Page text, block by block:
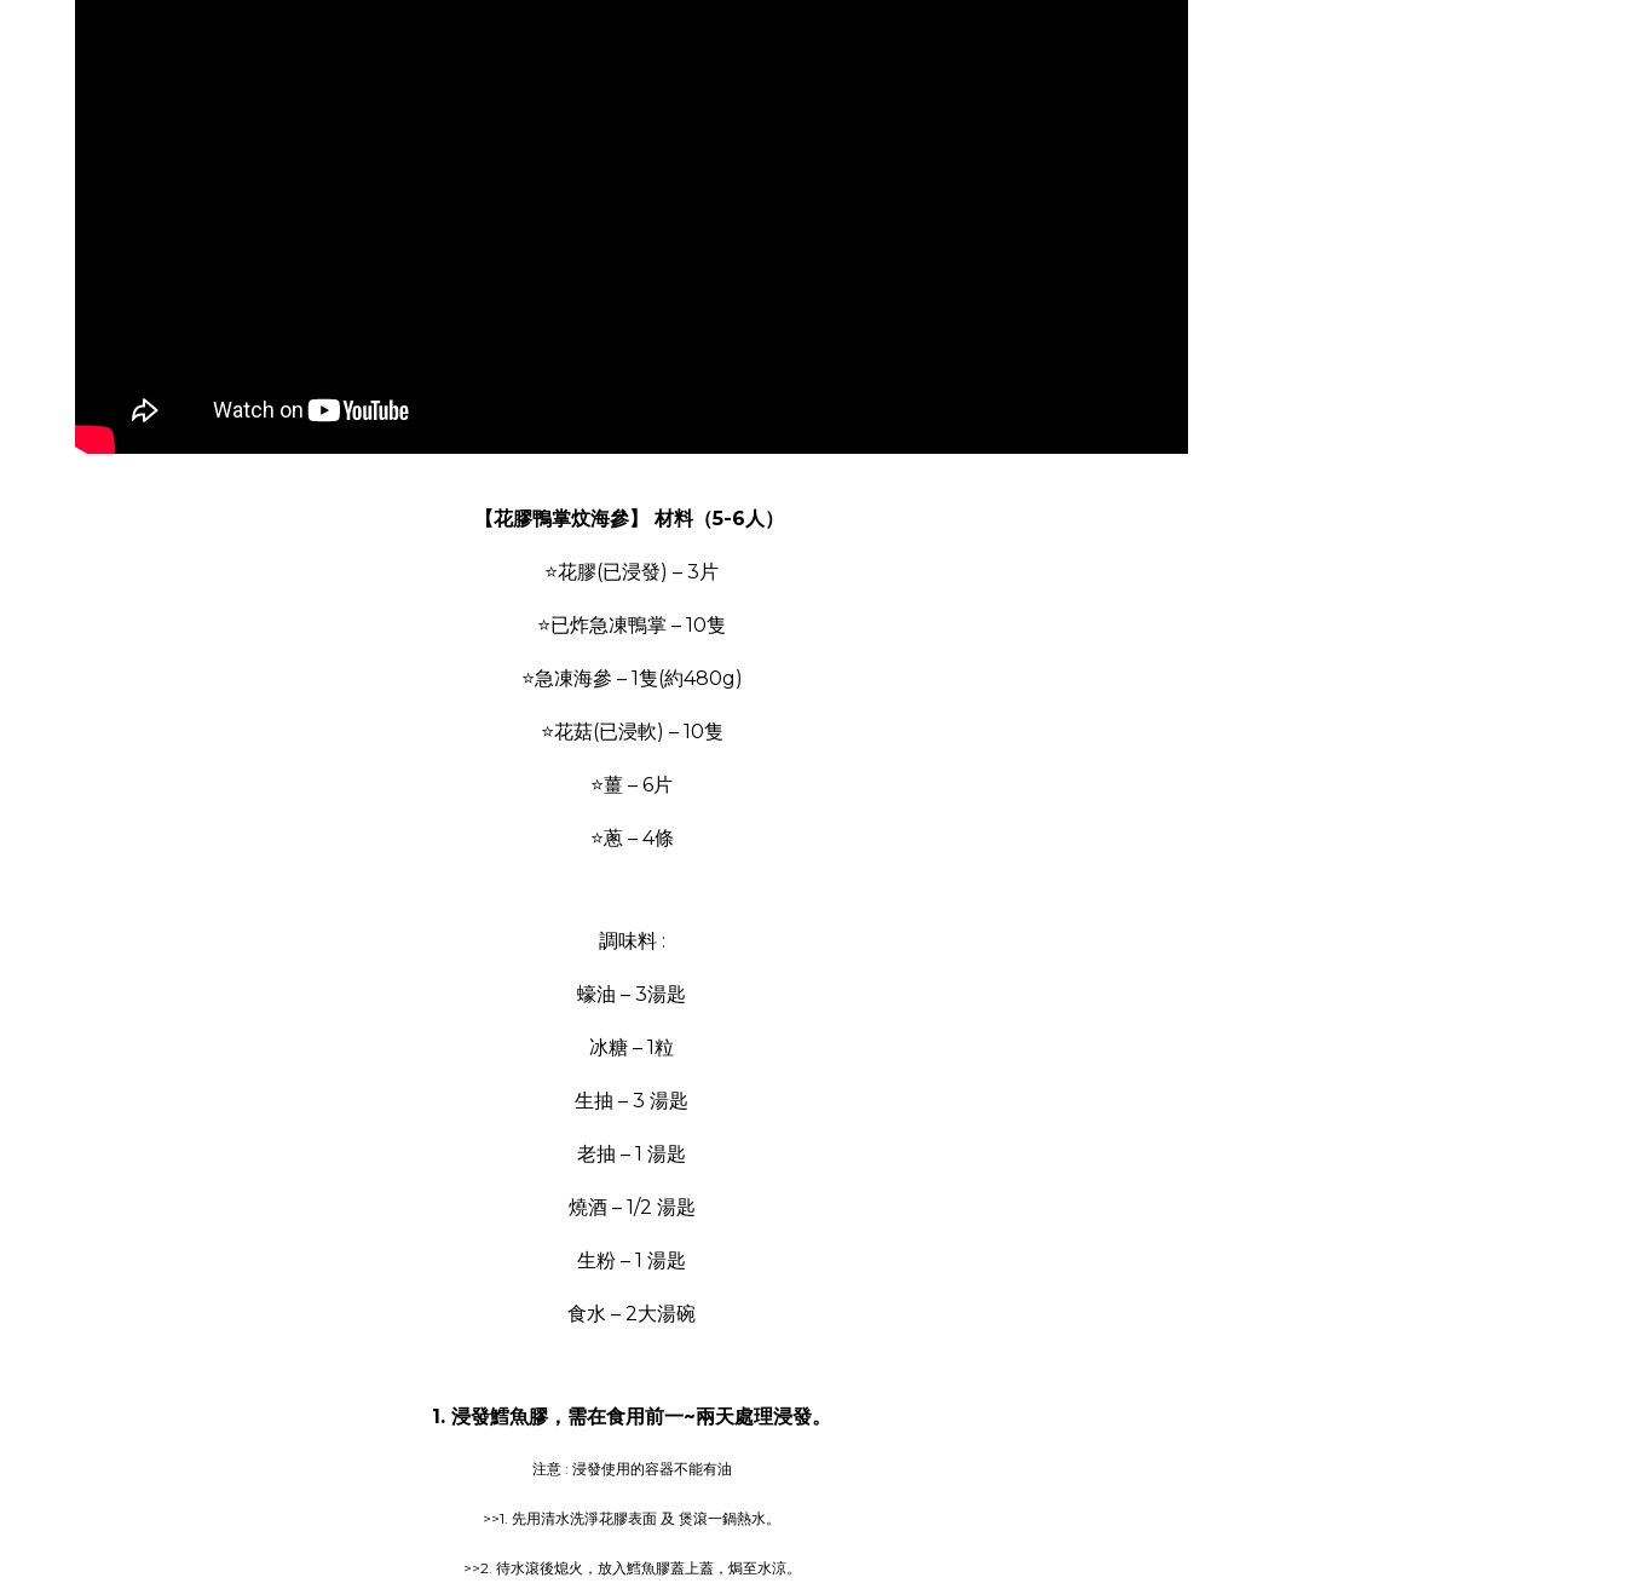
【花膠鴨掌炆海參】 材料（5-6人）
⭐花膠(已浸發) – 3片
⭐已炸急凍鴨掌 – 10隻
⭐急凍海參 – 1隻(約480g)
⭐花菇(已浸軟) – 10隻
⭐薑 – 6片
⭐蔥 – 4條
調味料 :
蠔油 – 3湯匙
冰糖 – 1粒
生抽 – 3 湯匙
老抽 – 1 湯匙
燒酒 – 1/2 湯匙
生粉 – 1 湯匙
食水 – 2大湯碗
1. 浸發鱈魚膠，需在食用前一~兩天處理浸發。
注意 : 浸發使用的容器不能有油
>>1. 先用清水洗淨花膠表面 及 煲滾一鍋熱水。
>>2. 待水滾後熄火，放入鱈魚膠蓋上蓋，焗至水涼。